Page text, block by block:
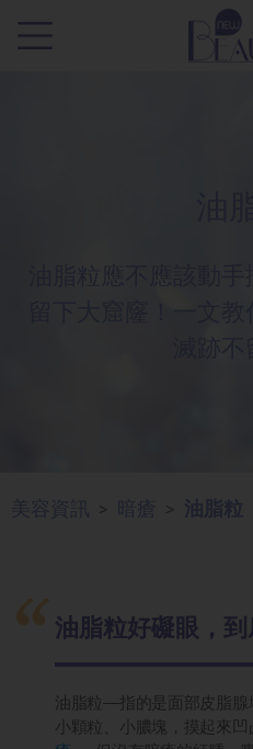
> >
油脂粒好礙眼，到
油脂粒—指的是面部皮脂腺
小顆粒、小膿塊，摸起來凹